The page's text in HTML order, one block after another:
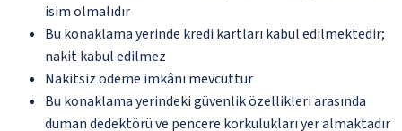
isim olmalıdır
Bu konaklama yerinde kredi kartları kabul edilmektedir;
nakit kabul edilmez
Nakitsiz ödeme imkânı mevcuttur
Bu konaklama yerindeki güvenlik özellikleri arasında
duman dedektörü ve pencere korkulukları yer almaktadır